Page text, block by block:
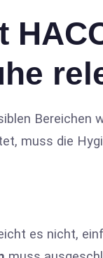
Bereichen
muss die
es nicht,